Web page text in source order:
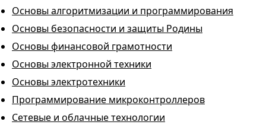
Основы алгоритмизации и программирования
Основы безопасности и защиты Родины
Основы финансовой грамотности
Основы электронной техники
Основы электротехники
Программирование микроконтроллеров
Сетевые и облачные технологии